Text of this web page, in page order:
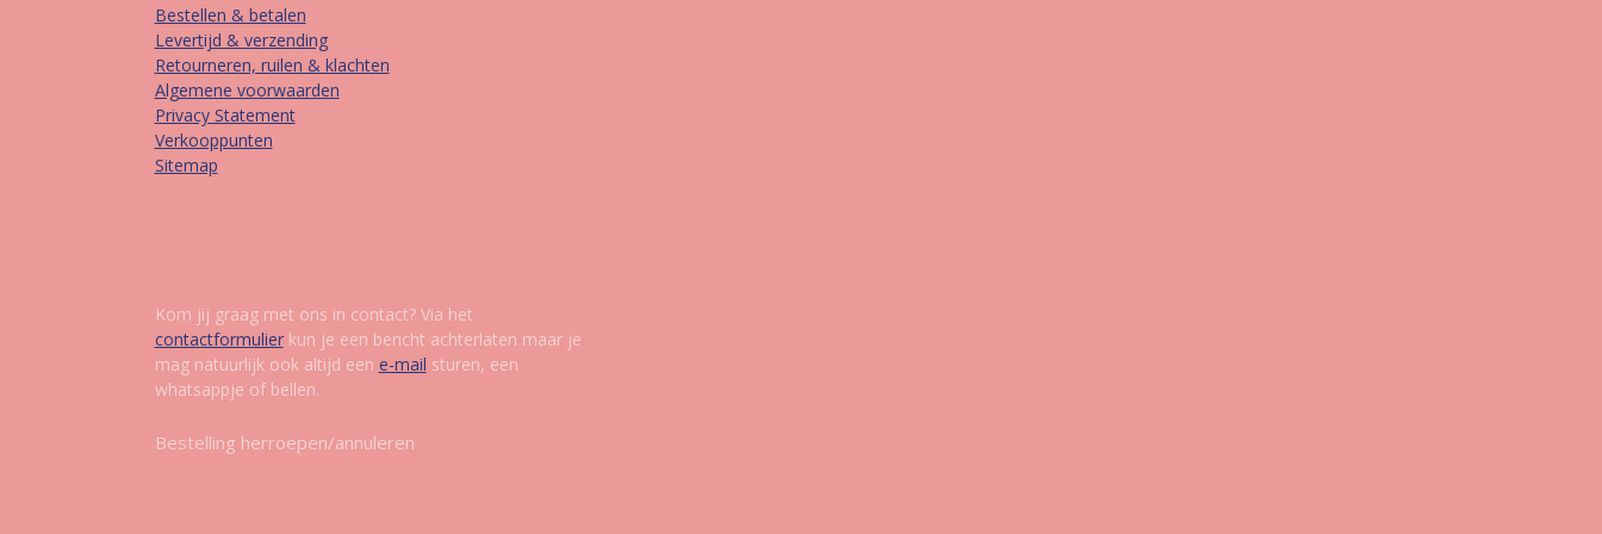
Bestellen & betalen
Levertijd & verzending
Retourneren, ruilen & klachten
Algemene voorwaarden
Privacy Statement
Verkooppunten
Sitemap
Kom jij graag met ons in contact? Via het
contactformulierkun je een bericht achterlaten maar je
mag natuurlijk ook altijd een e-mail sturen, een
whatsappje of bellen.
Bestelling herroepen/annuleren